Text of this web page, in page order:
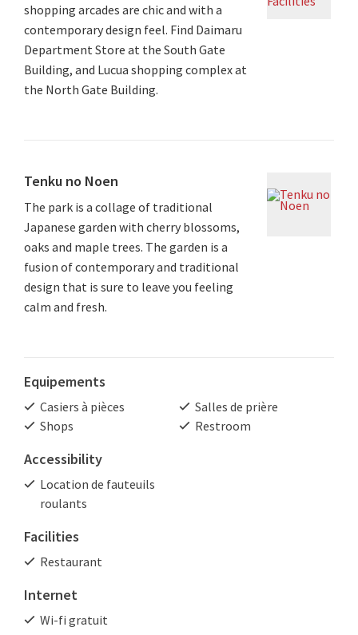
shopping arcades are chic and with a
contemporary design feel. Find Daimaru
Department Store at the South Gate
Building, and Lucua shopping complex at
the North Gate Building.
Tenku no Noen
The park is a collage of traditional
Japanese garden with cherry blossoms,
oaks and maple trees. The garden is a
fusion of contemporary and traditional
design that is sure to leave you feeling
calm and fresh.
Equipements
Casiers à pièces
Salles de prière
Shops
Restroom
Accessibility
Location de fauteuils
roulants
Facilities
Restaurant
Internet
Wi-fi gratuit